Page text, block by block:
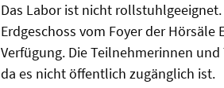
Das Labor ist nicht
Erdgeschoss vom Foyer der
Verfügung. Die Teilnehmerinnen
da es nicht öffentlich zugänglich ist.